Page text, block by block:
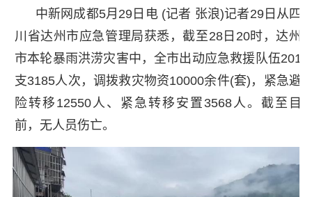
中新网成都5月29日电 (记者 张浪)记者29日从四
川省达州市应急管理局获悉，截至28日20时，达州
市本轮暴雨洪涝灾害中，全市出动应急救援队伍201
支3185人次，调拨救灾物资10000余件(套)，紧急避
险转移12550人、紧急转移安置3568人。截至目
前，无人员伤亡。